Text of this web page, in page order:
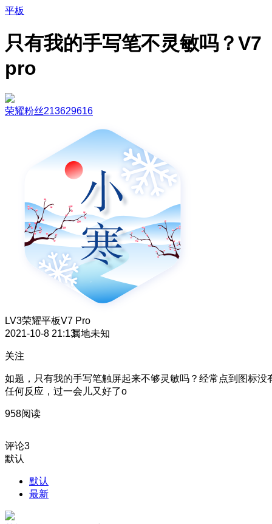
平板
只有我的手写笔不灵敏吗？V7
pro
荣耀粉丝213629616
LV3荣耀平板V7 Pro
2021-10-8 21:13属地未知
关注
如题，只有我的手写笔触屏起来不够灵敏吗？经常点到图标没
任何反应，过一会儿又好了o
958阅读
评论3
默认
默认
最新